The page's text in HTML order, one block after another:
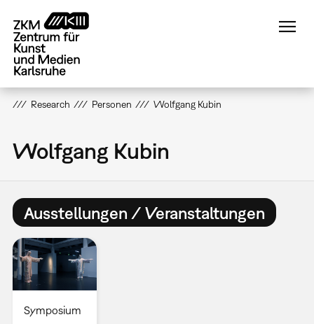
zum
Inhalt
Research Personen Wolfgang Kubin
Wolfgang Kubin
Ausstellungen / Veranstaltungen
Symposium